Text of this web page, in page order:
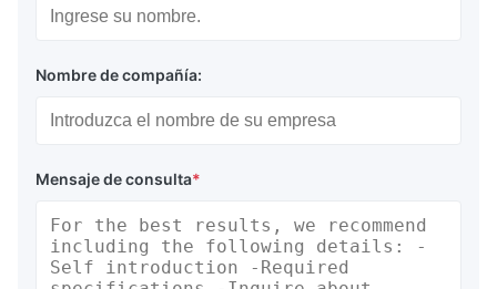
Nombre de compañía:
Mensaje de consulta*